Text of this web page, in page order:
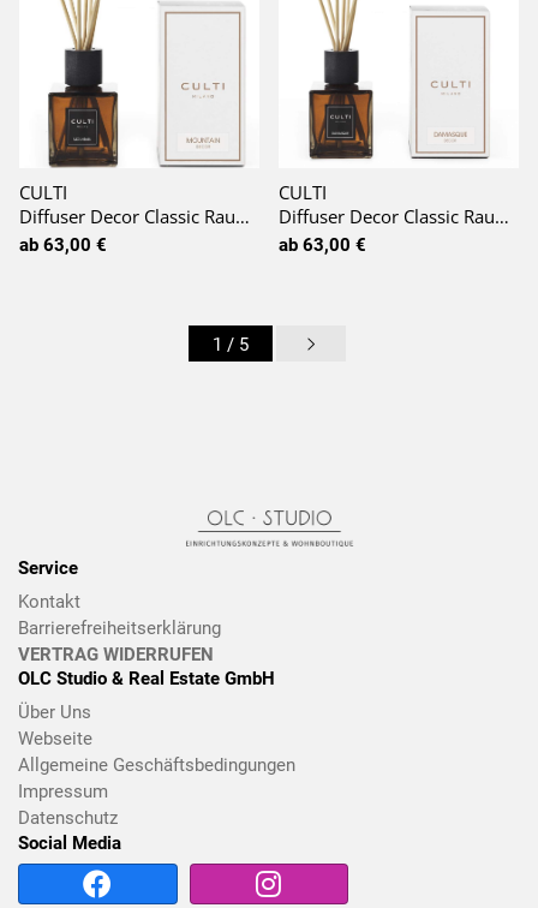
CULTI
Diffuser Decor Classic Raumduft 'Mountain'
ab 63,00 €
CULTI
Diffuser Decor Classic Raumduft 'Damasque'
ab 63,00 €
1 / 5
Service
Kontakt
Barrierefreiheitserklärung
VERTRAG WIDERRUFEN
OLC Studio & Real Estate GmbH
Über Uns
Webseite
Allgemeine Geschäftsbedingungen
Impressum
Datenschutz
Social Media